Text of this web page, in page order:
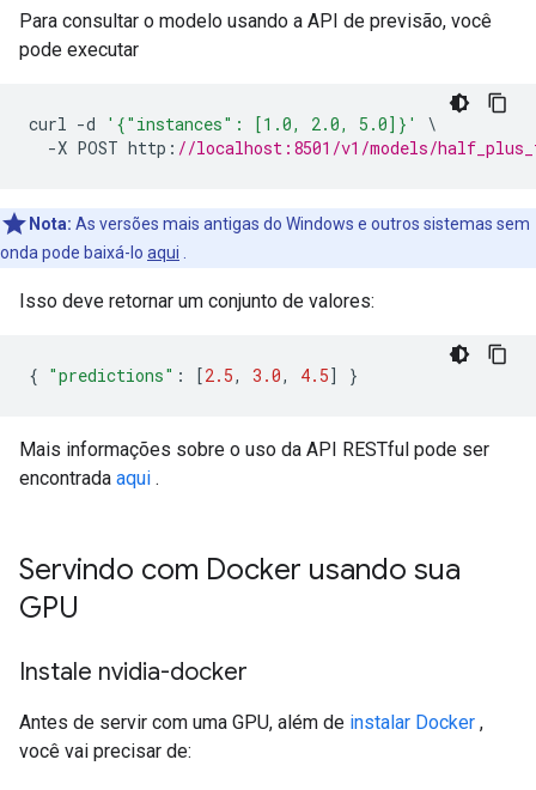
Para consultar o modelo usando a API de previsão, você
pode executar
curl -d '{"instances": [1.0, 2.0, 5.0]}'
\
-X POST http : //localhost:8501/v1/models/
Nota: As versões mais antigas do Windows e outros sistemas sem
onda pode baixá-lo aqui
Isso deve retornar um conjunto de valores:
{ "predictions" : [2.5, 3.0, 4.5] }
Mais informações sobre o uso da API RESTful pode ser
encontrada aqui .
Servindo com Docker usando sua
GPU
Instale nvidia-docker
Antes de servir com uma GPU, além de instalar Docker ,
você vai precisar de: